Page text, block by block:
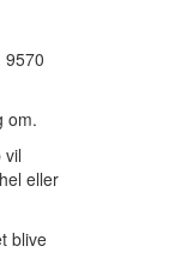
9570
om.
vil
eller
blive